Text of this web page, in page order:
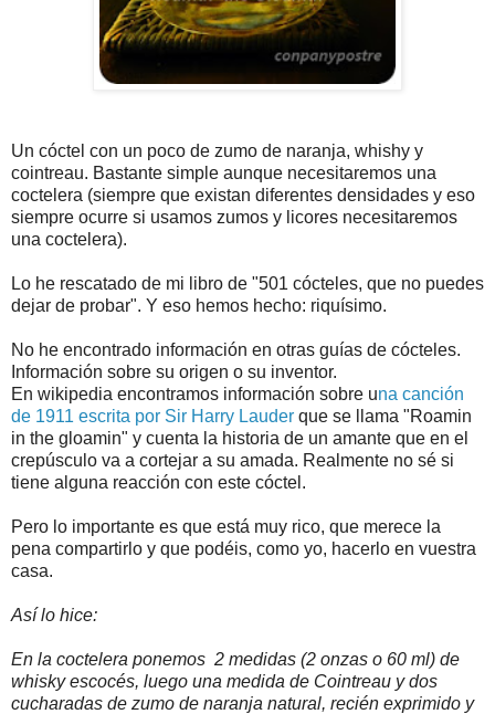
Un cóctel con un poco de zumo de naranja, whishy y
cointreau. Bastante simple aunque necesitaremos una
coctelera (siempre que existan diferentes densidades y eso
siempre ocurre si usamos zumos y licores necesitaremos
una coctelera).
Lo he rescatado de mi libro de "501 cócteles, que no puedes
dejar de probar". Y eso hemos hecho: riquísimo.
No he encontrado información en otras guías de cócteles.
Información sobre su origen o su inventor.
En wikipedia encontramos información sobre una canción
de 1911 escrita por Sir Harry Lauder que se llama "Roamin
in the gloamin" y cuenta la historia de un amante que en el
crepúsculo va a cortejar a su amada. Realmente no sé si
tiene alguna reacción con este cóctel.
Pero lo importante es que está muy rico, que merece la
pena compartirlo y que podéis, como yo, hacerlo en vuestra
casa.
Así lo hice:
En la coctelera ponemos 2 medidas (2 onzas o 60 ml) de
whisky escocés, luego una medida de Cointreau y dos
cucharadas de zumo de naranja natural, recién exprimido y